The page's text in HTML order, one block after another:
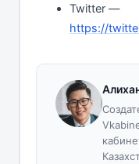
Twitter —
https://